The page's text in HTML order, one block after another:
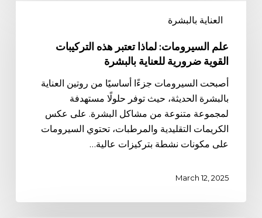
السيرومات:
القوية
ضرورية
للعناية
بالبشرة
العناية بالبشرة
علم السيرومات: لماذا تعتبر هذه التركيبات
القوية ضرورية للعناية بالبشرة
أصبحت السيرومات جزءًا أساسيًا من روتين العناية
بالبشرة الحديثة، حيث توفر حلولًا مستهدفة
لمجموعة متنوعة من مشاكل البشرة. على عكس
الكريمات التقليدية والمرطبات، تحتوي السيرومات
على مكونات نشطة بتركيزات عالية…
March 12, 2025